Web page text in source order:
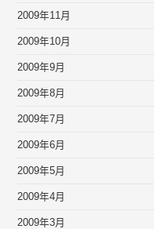
2009年11月
2009年10月
2009年9月
2009年8月
2009年7月
2009年6月
2009年5月
2009年4月
2009年3月